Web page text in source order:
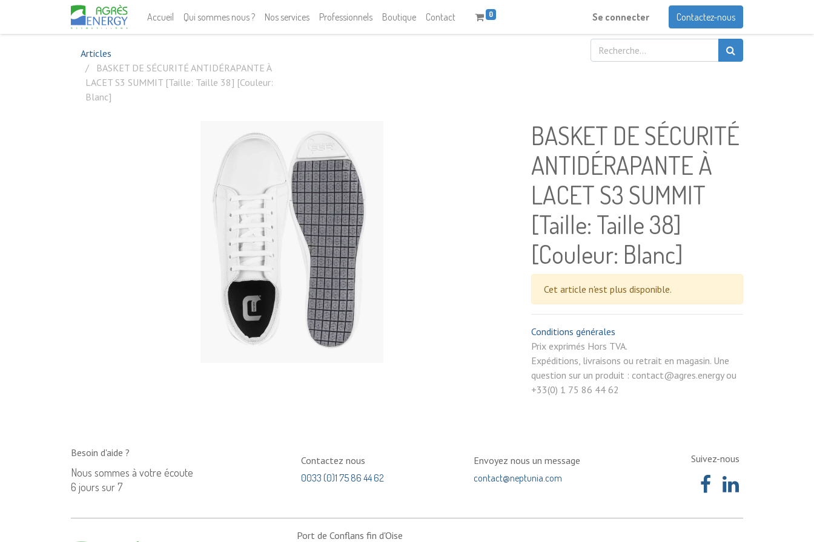
Accueil Qui sommes nous ? Nos services Professionnels Boutique Contact 0 Se connecter Contactez-nous
Articles
BASKET DE SÉCURITÉ ANTIDÉRAPANTE À
LACET S3 SUMMIT [Taille: Taille 38] [Couleur:
Blanc]
BASKET DE SÉCURITÉ
ANTIDÉRAPANTE À
LACET S3 SUMMIT
[Taille: Taille 38]
[Couleur: Blanc]
Cet article n'est plus disponible.
Conditions générales
Prix exprimés Hors TVA.
Expéditions, livraisons ou retrait en magasin. Une
question sur un produit : contact@agres.energy ou
+33(0) 1 75 86 44 62
Besoin d'aide ?
Nous sommes à votre écoute
6 jours sur 7
Contactez nous
0033 (0)1 75 86 44 62
Envoyez nous un message
contact@neptunia.com
Suivez-nous
Port de Conflans fin d'Oise